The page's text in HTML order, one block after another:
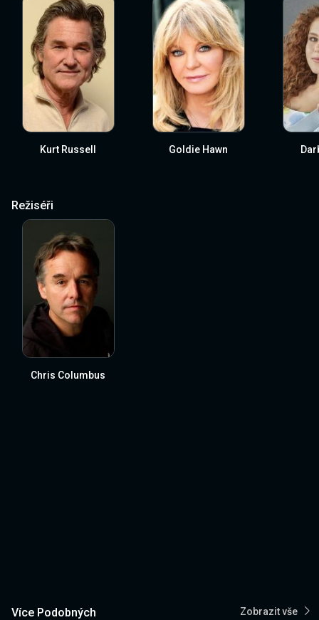
Kurt Russell Goldie Hawn
Režiséři
Chris Columbus
Více Podobných Zobrazit vše